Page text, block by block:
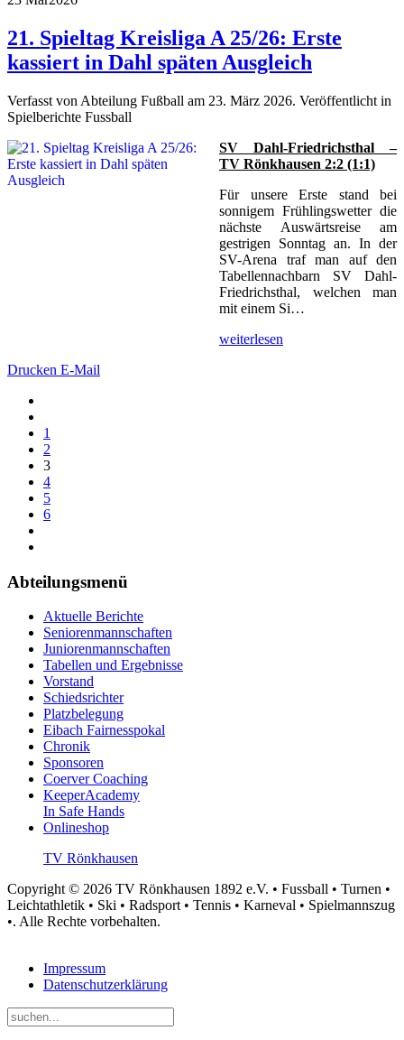
21. Spieltag Kreisliga A 25/26: Erste
kassiert in Dahl späten Ausgleich
Verfasst von Abteilung Fußball am 23. März 2026. Veröffentlicht in
Spielberichte Fussball
SV Dahl-Friedrichsthal –
TV Rönkhausen 2:2 (1:1)
Für unsere Erste stand bei
sonnigem Frühlingswetter die
nächste Auswärtsreise am
gestrigen Sonntag an. In der
SV-Arena traf man auf den
Tabellennachbarn SV Dahl-
Friedrichsthal, welchen man
mit einem Si…
weiterlesen
Drucken E-Mail
1
2
3
4
5
6
Abteilungsmenü
Aktuelle Berichte
Seniorenmannschaften
Juniorenmannschaften
Tabellen und Ergebnisse
Vorstand
Schiedsrichter
Platzbelegung
Eibach Fairnesspokal
Chronik
Sponsoren
Coerver Coaching
KeeperAcademy
In Safe Hands
Onlineshop
TV Rönkhausen
Copyright © 2026 TV Rönkhausen 1892 e.V. • Fussball • Turnen •
Leichtathletik • Ski • Radsport • Tennis • Karneval • Spielmannszug
•. Alle Rechte vorbehalten.
Impressum
Datenschutzerklärung